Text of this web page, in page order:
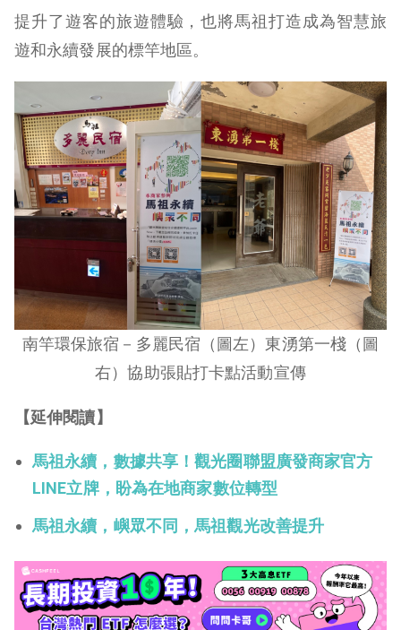
提升了遊客的旅遊體驗，也將馬祖打造成為智慧旅
遊和永續發展的標竿地區。
南竿環保旅宿－多麗民宿（圖左）東湧第一棧（圖
右）協助張貼打卡點活動宣傳
【延伸閱讀】
馬祖永續，數據共享！觀光圈聯盟廣發商家官方
LINE立牌，盼為在地商家數位轉型
馬祖永續，嶼眾不同，馬祖觀光改善提升